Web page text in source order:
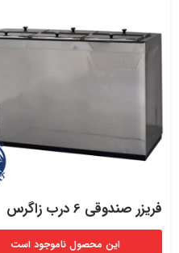
فریزر صندوقی 6 درب زاگرس
این محصول ناموجود است